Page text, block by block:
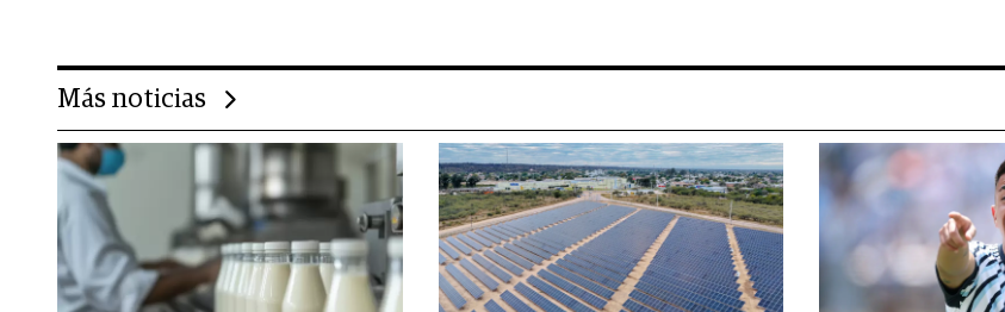
Más noticias